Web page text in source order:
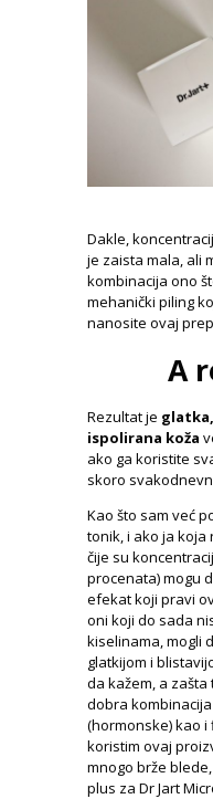
Dakle,
je zaista mala, ali
kombinacija ono
mehanički piling
nanosite ovaj
A
Rezultat je
ispolirana koža
ako ga koristite
skoro
Kao što sam već
tonik, i ako ja koja
čije su
procenata) mogu
efekat koji pravi
oni koji do sada
kiselinama, mogli
glatkijom i
da kažem, a
dobra
(hormonske) kao
koristim ovaj
mnogo brže
plus za Dr Jart